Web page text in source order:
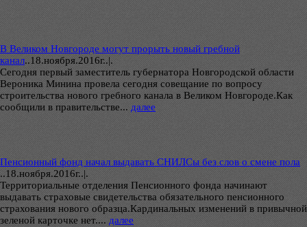
В Великом Новгороде могут прорыть новый гребной
канал..18.ноября.2016г..|.
Сегодня первый заместитель губернатора Новгородской области
Вероника Минина провела сегодня совещание по вопросу
строительства нового гребного канала в Великом Новгороде.Как
сообщили в правительстве... далее
Пенсионный фонд начал выдавать СНИЛСы без слов о смене пола
..18.ноября.2016г..|.
Территориальные отделения Пенсионного фонда начинают
выдавать страховые свидетельства обязательного пенсионного
страхования нового образца.Кардинальных изменений в привычной
зеленой карточке нет.... далее